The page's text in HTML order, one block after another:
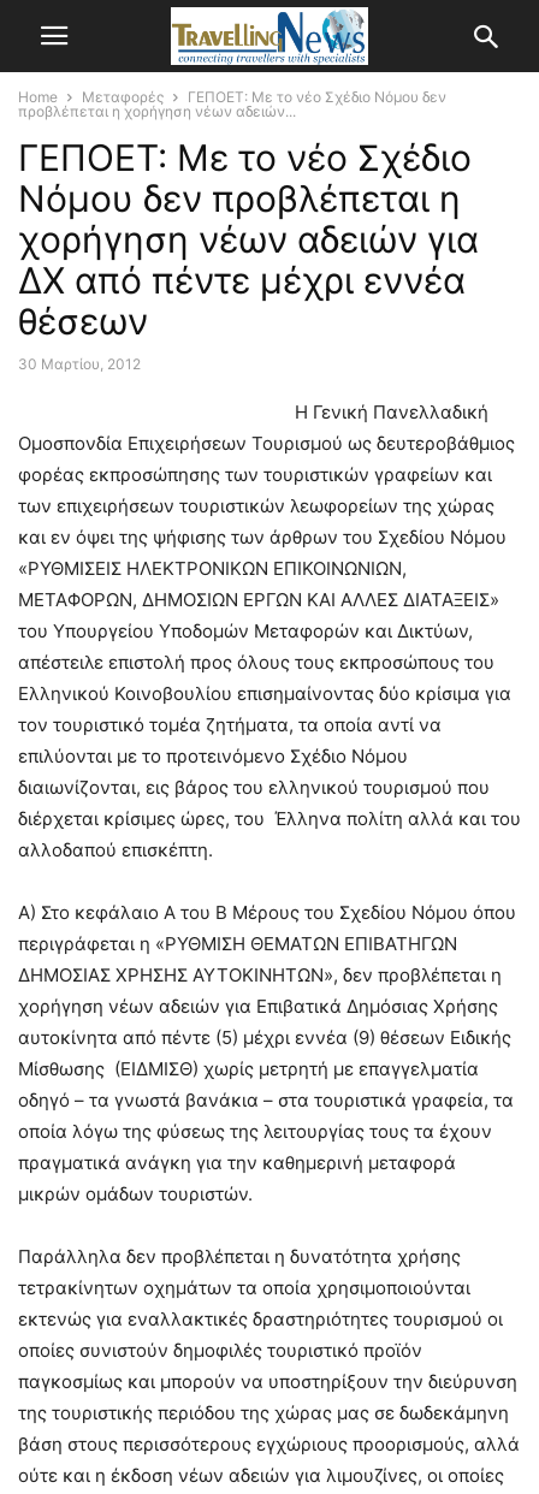
Home Μεταφορές
ΓΕΠΟΕΤ: Με το νέο Σχέδιο Νόμου δεν
προβλέπεται η χορήγηση νέων αδειών...
ΓΕΠΟΕΤ: Με το νέο Σχέδιο
Νόμου δεν προβλέπεται η
χορήγηση νέων αδειών για
ΔΧ από πέντε μέχρι εννέα
θέσεων
30 Μαρτίου, 2012
Η Γενική Πανελλαδική
Ομοσπονδία Επιχειρήσεων Τουρισμού ως δευτεροβάθμιος
φορέας εκπροσώπησης των τουριστικών γραφείων και
των επιχειρήσεων τουριστικών λεωφορείων της χώρας
και εν όψει της ψήφισης των άρθρων του Σχεδίου Νόμου
«ΡΥΘΜΙΣΕΙΣ ΗΛΕΚΤΡΟΝΙΚΩΝ ΕΠΙΚΟΙΝΩΝΙΩΝ,
ΜΕΤΑΦΟΡΩΝ, ΔΗΜΟΣΙΩΝ ΕΡΓΩΝ ΚΑΙ ΑΛΛΕΣ ΔΙΑΤΑΞΕΙΣ»
του Υπουργείου Υποδομών Μεταφορών και Δικτύων,
απέστειλε επιστολή προς όλους τους εκπροσώπους του
Ελληνικού Κοινοβουλίου επισημαίνοντας δύο κρίσιμα για
τον τουριστικό τομέα ζητήματα, τα οποία αντί να
επιλύονται με το προτεινόμενο Σχέδιο Νόμου
διαιωνίζονται, εις βάρος του ελληνικού τουρισμού που
διέρχεται κρίσιμες ώρες, του Έλληνα πολίτη αλλά και του
αλλοδαπού επισκέπτη.
Α) Στο κεφάλαιο Α του Β Μέρους του Σχεδίου Νόμου όπου
περιγράφεται η «ΡΥΘΜΙΣΗ ΘΕΜΑΤΩΝ ΕΠΙΒΑΤΗΓΩΝ
ΔΗΜΟΣΙΑΣ ΧΡΗΣΗΣ ΑΥΤΟΚΙΝΗΤΩΝ», δεν προβλέπεται η
χορήγηση νέων αδειών για Επιβατικά Δημόσιας Χρήσης
αυτοκίνητα από πέντε (5) μέχρι εννέα (9) θέσεων Ειδικής
Μίσθωσης (ΕΙΔΜΙΣΘ) χωρίς μετρητή με επαγγελματία
οδηγό – τα γνωστά βανάκια – στα τουριστικά γραφεία, τα
οποία λόγω της φύσεως της λειτουργίας τους τα έχουν
πραγματικά ανάγκη για την καθημερινή μεταφορά
μικρών ομάδων τουριστών.
Παράλληλα δεν προβλέπεται η δυνατότητα χρήσης
τετρακίνητων οχημάτων τα οποία χρησιμοποιούνται
εκτενώς για εναλλακτικές δραστηριότητες τουρισμού οι
οποίες συνιστούν δημοφιλές τουριστικό προϊόν
παγκοσμίως και μπορούν να υποστηρίξουν την διεύρυνση
της τουριστικής περιόδου της χώρας μας σε δωδεκάμηνη
βάση στους περισσότερους εγχώριους προορισμούς, αλλά
ούτε και η έκδοση νέων αδειών για λιμουζίνες, οι οποίες